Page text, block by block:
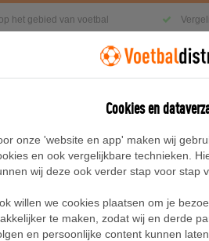
het gebied van voetbal
AG voetbalschoenen, Groen/Zwart
PUMA FUTURE 8
Cookies en
onze 'website en app' maken wij
en ook vergelijkbare technieken.
wij deze ook verder stap voor stap
willen we cookies plaatsen om je
te maken, zodat wij en derde
en persoonlijke content kunnen